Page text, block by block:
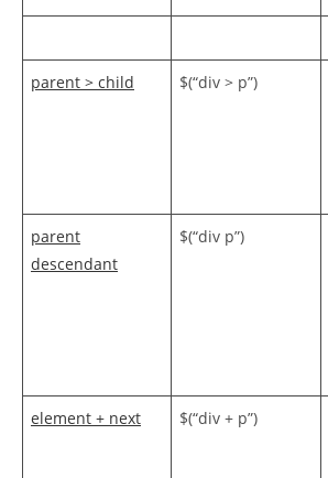
parent > child $(“div > p”)
parent
descendant
$(“div p”)
element + next $(“div + p”)